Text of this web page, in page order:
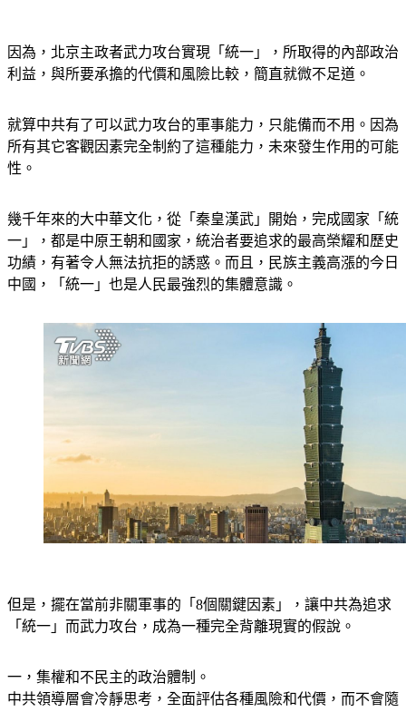
因為，北京主政者武力攻台實現「統一」，所取得的內部政治
就算中共有了可以武力攻台的軍事能力，只能備而不用。因為
所有其它客觀因素完全制約了這種能力，未來發生作用的可能
幾千年來的大中華文化，從「秦皇漢武」開始，完成國家「統
一」，都是中原王朝和國家，統治者要追求的最高榮耀和歷史
功績，有著令人無法抗拒的誘惑。而且，民族主義高漲的今日
但是，擺在當前非關軍事的「8個關鍵因素」，讓中共為追求
一，集權和不民主的政治體制。